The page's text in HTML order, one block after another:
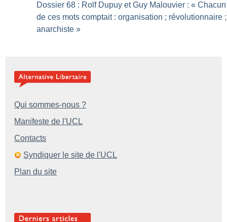
Dossier 68 : Rolf Dupuy et Guy Malouvier : « Chacun
de ces mots comptait : organisation ; révolutionnaire ;
anarchiste »
Qui sommes-nous ?
Manifeste de l'UCL
Contacts
Syndiquer le site de l'UCL
Plan du site